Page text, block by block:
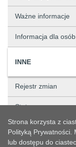
Ważne informacje
Informacja dla osób
INNE
Rejestr zmian
Status sprawy
Strona korzysta z
Polityką Prywatności.
lub dostępu do